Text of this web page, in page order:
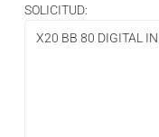
SOLICITUD: